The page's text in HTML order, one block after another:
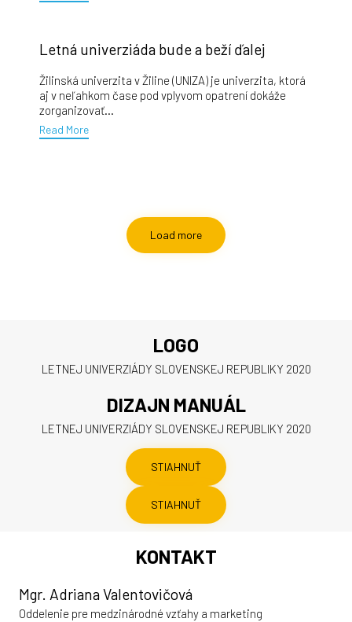
Letná univerziáda bude a beží ďalej
Žilinská univerzita v Žiline (UNIZA) je univerzita, ktorá
aj v neľahkom čase pod vplyvom opatrení dokáže
zorganizovať...
Read More
Load more
LOGO
LETNEJ UNIVERZIÁDY SLOVENSKEJ REPUBLIKY 2020
DIZAJN MANUÁL
LETNEJ UNIVERZIÁDY SLOVENSKEJ REPUBLIKY 2020
STIAHNUŤ
STIAHNUŤ
KONTAKT
Mgr. Adriana Valentovičová
Oddelenie pre medzinárodné vzťahy a marketing